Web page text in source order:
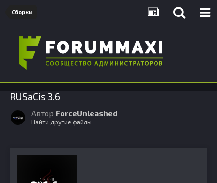
Сборки
RUSaCis 3.6
Автор ForceUnleashed
Найти другие файлы